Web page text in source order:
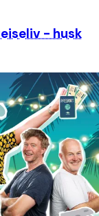
- husk